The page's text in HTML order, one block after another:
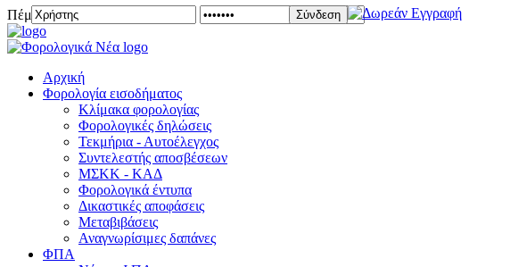
Πέμπτη 06 Αυγούστου 2026
Αρχική
Φορολογία εισοδήματος
Κλίμακα φορολογίας
Φορολογικές δηλώσεις
Τεκμήρια - Αυτοέλεγχος
Συντελεστής αποσβέσεων
ΜΣKΚ - ΚΑΔ
Φορολογικά έντυπα
Δικαστικές αποφάσεις
Μεταβιβάσεις
Αναγνωρίσιμες δαπάνες
ΦΠΑ
Σύνδεση